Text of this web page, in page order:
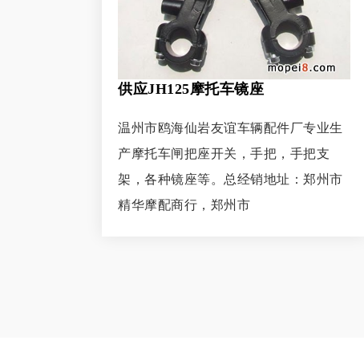
供应JH125摩托车镜座
温州市鸥海仙岩友谊车辆配件厂专业生
产摩托车闸把座开关，手把，手把支
架，各种镜座等。总经销地址：郑州市
精华摩配商行，郑州市